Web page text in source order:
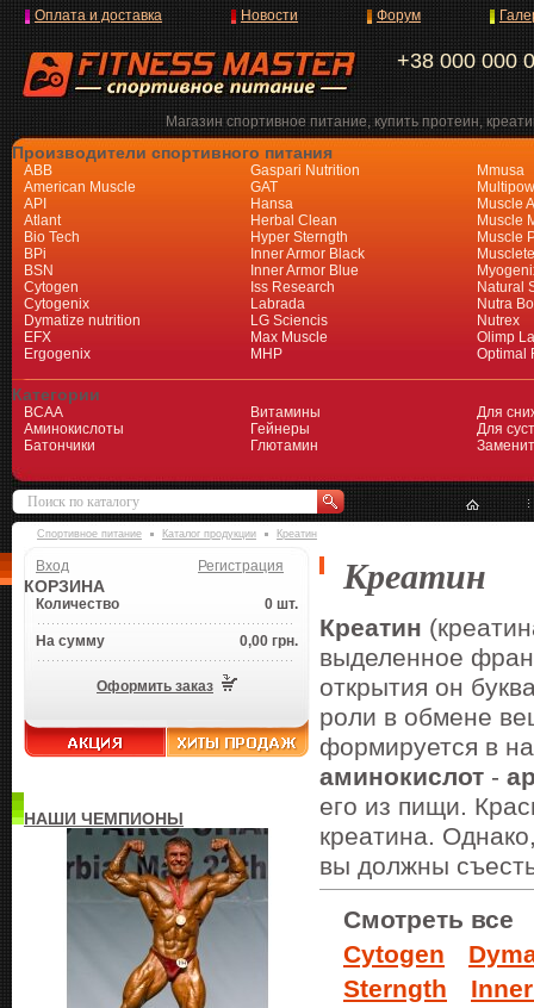
Магазин спортивное питание, купить протеин,
+38 000 000
Оплата и доставка Новости Форум
Производители спортивного питания
ABB
American Muscle
API
Atlant
Bio Tech
BPi
BSN
Cytogen
Cytogenix
Dymatize nutrition
EFX
Ergogenix
Gaspari Nutrition
GAT
Hansa
Herbal Clean
Hyper Sterngth
Inner Armor Black
Inner Armor Blue
Iss Research
Labrada
LG Sciencis
Max Muscle
MHP
Mmusa
Muscle
Muscle
Muscle
Natural
Nutra
Nutrex
Olimp
Optimal
Категории
BCAA
Аминокислоты
Батончики
Витамины
Гейнеры
Глютамин
Для
Для
Спортивное питание Каталог продукции Креатин
Вход Регистрация
КОРЗИНА
Количество 0 шт.
На сумму 0,00 грн.
Оформить заказ
НАШИ ЧЕМПИОНЫ
Креатин
Креатин
выделенное
открытия он
роли в обмене
формируется в
аминокислот -
его из пищи.
креатина.
вы должны
Смотреть все
Cytogen
Sterngth